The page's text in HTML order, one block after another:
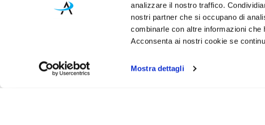
analizzare il nostro traffico.
nostri partner che si occupano di
combinarle con altre informazioni
Acconsenta ai nostri cookie se
Mostra dettagli